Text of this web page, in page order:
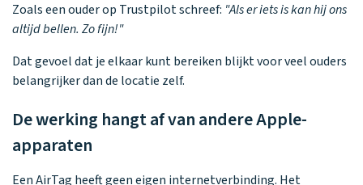
Zoals een ouder op Trustpilot schreef: "Als er iets is kan hij ons
altijd bellen. Zo fijn!"
Dat gevoel dat je elkaar kunt bereiken blijkt voor veel ouders
belangrijker dan de locatie zelf.
De werking hangt af van andere Apple-
apparaten
Een AirTag heeft geen eigen internetverbinding. Het